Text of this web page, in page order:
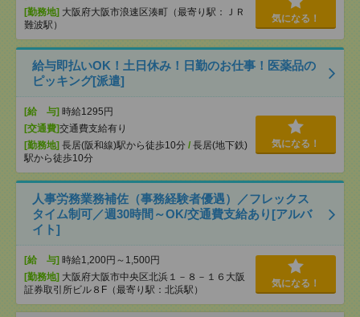
[勤務地] 大阪府大阪市浪速区湊町（最寄り駅：ＪＲ
難波駅）
気になる！
給与即払いOK！土日休み！日勤のお仕事！医薬品の
ピッキング[派遣]
[給 与] 時給1295円
[交通費]交通費支給有り
[勤務地] 長居(阪和線)駅から徒歩10分 / 長居(地下鉄)
駅から徒歩10分
気になる！
人事労務業務補佐（事務経験者優遇）／フレックス
タイム制可／週30時間～OK/交通費支給あり[アルバ
イト]
[給 与] 時給1,200円～1,500円
[勤務地] 大阪府大阪市中央区北浜１－８－１６大阪
証券取引所ビル８F（最寄り駅：北浜駅）
気になる！